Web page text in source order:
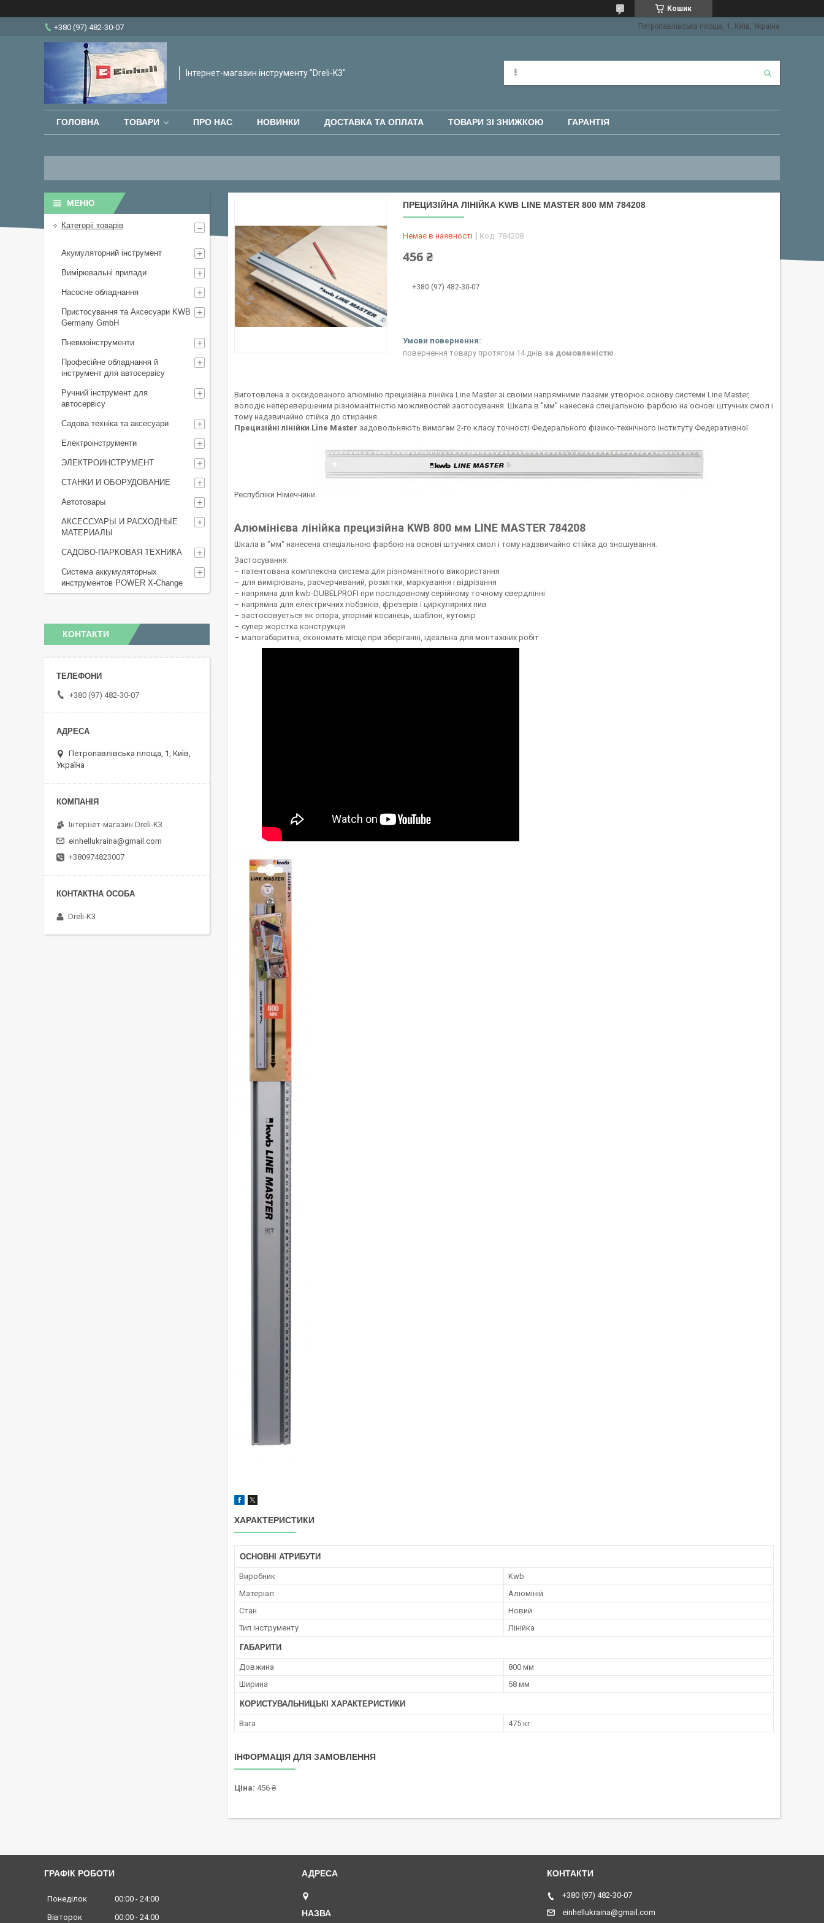
Кошик
+380 (97) 482-30-07 Петропавлівська площа, 1, Київ, Україна
Інтернет-магазин інструменту "Dreli-K3"
ГОЛОВНА ТОВАРИ ПРО НАС НОВИНКИ ДОСТАВКА ТА ОПЛАТА ТОВАРИ ЗІ ЗНИЖКОЮ ГАРАНТІЯ
ПРЕЦИЗІЙНА ЛІНІЙКА KWB LINE MASTER 800 ММ 784208
Немає в наявності Код: 784208
456 ₴
+380 (97) 482-30-07
повернення товару протягом 14 днів за домовленістю
Виготовлена з оксидованого алюмінію прецизійна лінійка Line Master зі своїми напрямними пазами утворює основу системи Line Master,
володіє неперевершеним різноманітністю можливостей застосування. Шкала в "мм" нанесена спеціальною фарбою на основі штучних смол і
тому надзвичайно стійка до стирання.
Прецизійні лінійки Line Master задовольняють вимогам 2-го класу точності Федерального фізико-технічного інституту Федеративної
Республіки Німеччини.
Алюмінієва лінійка прецизійна KWB 800 мм LINE MASTER 784208
Шкала в "мм" нанесена спеціальною фарбою на основі штучних смол і тому надзвичайно стійка до зношування.
Застосування:
– патентована комплексна система для різноманітного використання
– для вимірювань, расчерчиваний, розмітки, маркування і відрізання
– напрямна для kwb-DUBELPROFI при послідовному серійному точному свердлінні
– напрямна для електричних лобзиків, фрезерів і циркулярних пив
– застосовується як опора, упорний косинець, шаблон, кутомір
– супер жорстка конструкція
– малогабаритна, економить місце при зберіганні, ідеальна для монтажних робіт
ХАРАКТЕРИСТИКИ
ОСНОВНІ АТРИБУТИ
Виробник
Kwb
Матеріал
Алюміній
Стан
Новий
Тип інструменту
Лінійка
ГАБАРИТИ
Довжина
800 мм
Ширина
58 мм
КОРИСТУВАЛЬНИЦЬКІ ХАРАКТЕРИСТИКИ
Вага 475 кг
ІНФОРМАЦІЯ ДЛЯ ЗАМОВЛЕННЯ
Ціна: 456 ₴
Категоріі товарів
Акумуляторний інструмент
Вимірювальні прилади
Насосне обладнання
Пристосування та Аксесуари KWB
Germany GmbH
Пневмоінструменти
Професійне обладнання й
інструмент для автосервісу
Ручний інструмент для
автосервісу
Садова техніка та аксесуари
Електроінструменти
ЭЛЕКТРОИНСТРУМЕНТ
СТАНКИ И ОБОРУДОВАНИЕ
Автотовары
АКСЕССУАРЫ И РАСХОДНЫЕ
МАТЕРИАЛЫ
САДОВО-ПАРКОВАЯ ТЕХНИКА
Система аккумуляторных
инструментов POWER X-Change
КОНТАКТИ
+380 (97) 482-30-07
Петропавлівська площа, 1, Київ,
Україна
Інтернет-магазин Dreli-K3
einhellukraina@gmail.com
+380974823007
Dreli-K3
ГРАФІК РОБОТИ
Понеділок 00:00
24:00
Вівторок
00:00 24:00
+380 (97) 482-30-07
einhellukraina@gmail.com